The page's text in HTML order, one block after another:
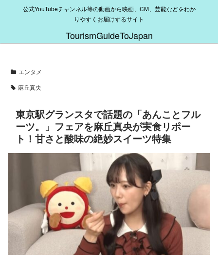
公式YouTubeチャンネル等の動画から映画、CM、芸能などをわか
りやすくお届けするサイト
TourismGuideToJapan
エンタメ
麻丘真央
東京駅グランスタで話題の「あんことフル
ーツ。」フェアを麻丘真央が実食リポー
ト！甘さと酸味の絶妙スイーツ特集